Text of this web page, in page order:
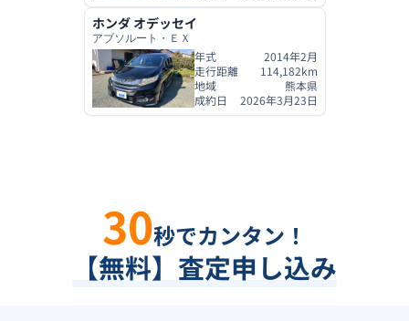
ホンダ オデッセイ
アブソルート・ＥＸ
年式
2014年2月
走行距離
114,182km
地域
熊本県
成約日
2026年3月23日
30秒でカンタン！
【無料】査定申し込み